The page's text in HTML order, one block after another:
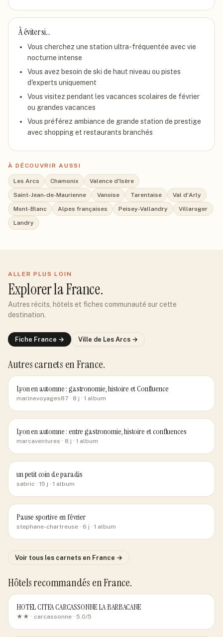
À éviter si…
Vous cherchez une station ultra-fréquentée avec vie
nocturne intense
Vous avez besoin de ski de haut niveau ou pistes
d'experts uniquement
Vous visitez pendant les vacances scolaires de février
ou grandes vacances
Vous préférez ambiance de grande station de prestige
avec shopping et restaurants branchés
À DÉCOUVRIR AUSSI
Les Arcs Chamonix
Valence d'Isère
Saint-Jean-de-Maurienne
Vanoise Tarentaise
Val d'Arly
Mont-Blanc
Alpes françaises Peisey-Vallandry
Villaroger
Landry
ALLER PLUS LOIN
Explorerla France.
Autres récits, hôtels et fiches communauté sur cette
destination.
Fiche France → Ville de Les Arcs →
Autres carnets en France.
Lyon en automne : gastronomie, histoire et Confluence
marinevoyages87 · 8 j · 1 album
Lyon en automne : entre gastronomie, histoire et confluences
marcaventures · 8 j · 1 album
un petit coin de paradis
sabric · 15 j · 1 album
Pause sportive en février
stephane-chartreuse · 6 j · 1 album
Voir tous les carnets en France →
Hôtels recommandés en France.
HOTEL CITEA CARCASSONNE LA BARBACANE
★★ · carcassonne · 5.0/5